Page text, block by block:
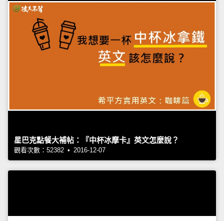
星巴克點餐大補帖：『中杯冰摩卡』英文怎麼說？
觀看次數：52382 • 2016-12-07